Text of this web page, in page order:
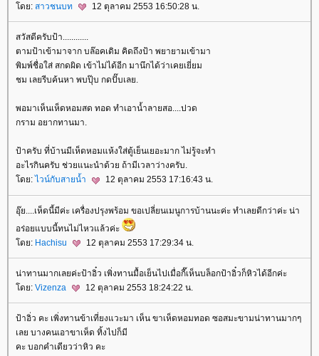
ดย: สาวชนบท 12 ตุลาคม 2553 16:50:28 น.
สวัสดีครับป้า............
ตามป้าเข้ามาจาก บล๊อคเดิม คิดถึงป้า พยายามเข้ามา
พิมพ์ชื่อใส่ สกดผิด เข้าไม่ได้อีก มานึกได้ว่าเคยเยี่ยม
ชม เลยรีบค้นหา พบปุ๊บ กดปั๊บเลย.
พอมาเห็นเห็ดหอมสด ทอด ทำเอาน้ำลายสอ....ปวด
กราม อยากทานมา.
ป้าครับ ที่บ้านมีเห็ดหอมแห้งใส่ตู้เย็นเยอะมาก ไม่รู้จะทำ
อะไรกินครับ ช่วยแนะนำด้วย ถ้ามีเวลาว่างครับ.
ดย: ไวน์กับสายน้ำ 12 ตุลาคม 2553 17:16:43 น.
อุ๊ย....เห็ดนี้มีค่ะ เครื่องปรุงพร้อม ขอเปลี่ยนเมนูการบ้านนะค่ะ ทำเลยดีกว่าค่ะ น่า
อร่อยแบบนี้ทนไม่ไหวแล้วค่ะ
ดย: Hachisu 12 ตุลาคม 2553 17:29:34 น.
น่าทานมากเลยค่ะป้าอิ๋ว เพิ่งทานมื้อเย็นไปเมื่อกี๊เห็นบล็อกป้าอิ๋วก็หิวได้อีกค่ะ
ดย: Vizenza 12 ตุลาคม 2553 18:24:22 น.
ป้าอิ่ว คะ เพิ่งทานข้าเที่ยงแวะมา เห็น ขาเห็ดหอมทอด ซอสมะขามน่าทานมากๆ
เลย บางคนเอาขาเห็ด ทิ้งไปก็มี
คะ บอกคำเดียวว่าหิว คะ